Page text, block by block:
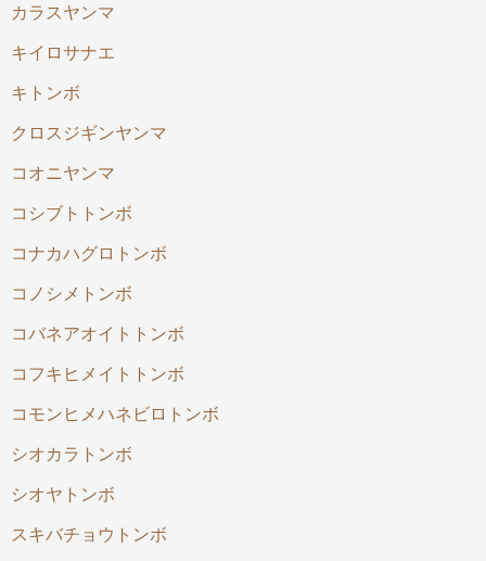
カラスヤンマ
キイロサナエ
キトンボ
クロスジギンヤンマ
コオニヤンマ
コシブトトンボ
コナカハグロトンボ
コノシメトンボ
コバネアオイトトンボ
コフキヒメイトトンボ
コモンヒメハネビロトンボ
シオカラトンボ
シオヤトンボ
スキバチョウトンボ